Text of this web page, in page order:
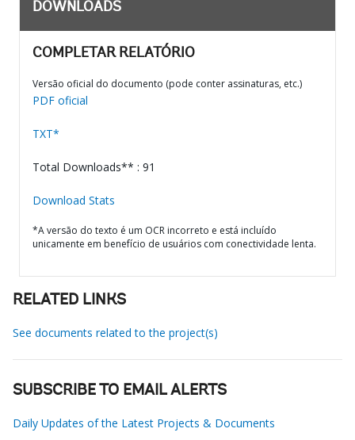
DOWNLOADS
COMPLETAR RELATÓRIO
Versão oficial do documento (pode conter assinaturas, etc.)
PDF oficial
TXT*
Total Downloads** : 91
Download Stats
*A versão do texto é um OCR incorreto e está incluído
unicamente em benefício de usuários com conectividade lenta.
RELATED LINKS
See documents related to the project(s)
SUBSCRIBE TO EMAIL ALERTS
Daily Updates of the Latest Projects & Documents